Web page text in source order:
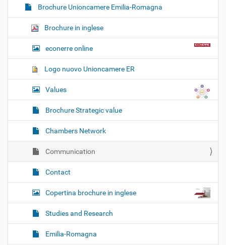
n
Brochure Unioncamere Emilia-Romagna
Brochure in inglese
econerre online
Logo nuovo Unioncamere ER
Values
Brochure Strategic value
Chambers Network
Communication
Contact
Copertina brochure in inglese
Studies and Research
Emilia-Romagna